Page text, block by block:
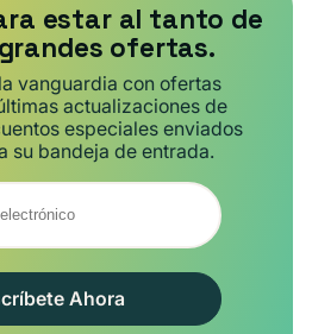
estar al tanto de
ofertas.
vanguardia con ofertas
actualizaciones de
especiales enviados
su bandeja de entrada.
Ahora